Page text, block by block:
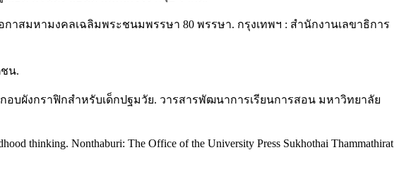
าสมหามงคลเฉลิมพระชนมพรรษา 80 พรรษา. กรุงเทพฯ : สำนักงานเลขาธิการ
น.
บผังกราฟิกสำหรับเด็กปฐมวัย. วารสารพัฒนาการเรียนการสอน มหาวิทยาลัย
thinking. Nonthaburi: The Office of the University Press Sukhothai Thammathirat